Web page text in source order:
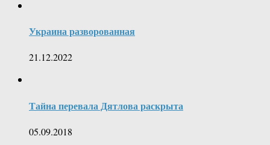
Украина разворованная
21.12.2022
Тайна перевала Дятлова раскрыта
05.09.2018